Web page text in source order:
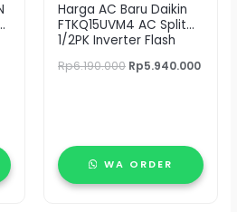
Harga AC Baru Daikin
FTKQ15UVM4 AC Split
1/2PK Inverter Flash
Rp6.190.000 Rp5.940.000
WA ORDER